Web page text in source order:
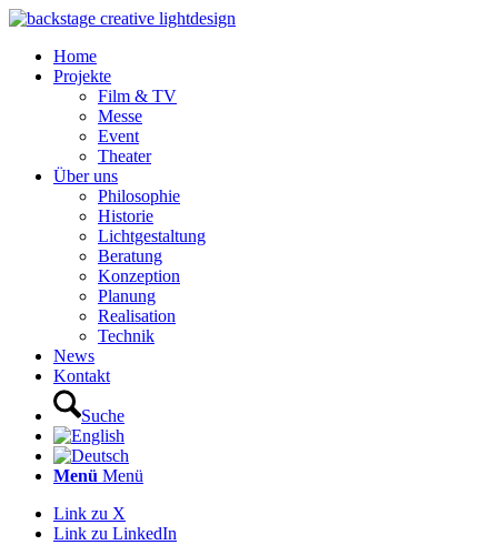
Home
Projekte
Film & TV
Messe
Event
Theater
Über uns
Philosophie
Historie
Lichtgestaltung
Beratung
Konzeption
Planung
Realisation
Technik
News
Kontakt
Suche
Menü Menü
Link zu X
Link zu LinkedIn